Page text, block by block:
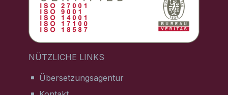
NÜTZLICHE LINKS
Übersetzungsagentur